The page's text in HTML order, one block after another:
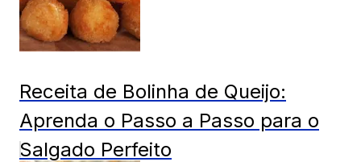
Receita de Bolinha de Queijo:
Aprenda o Passo a Passo para o
Salgado Perfeito